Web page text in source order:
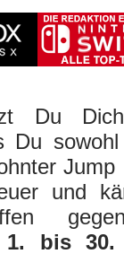
Du
Du
und
1. bis